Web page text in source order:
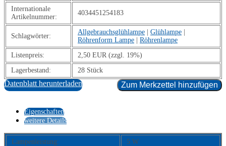
Internationale
Artikelnummer:
4034451254183
Schlagwörter:
Allgebrauchsglühlampe Glühlampe
Röhrenform Lampe
Röhrenlampe
Listenpreis:
2,50 EUR (zzgl. 19%)
Lagerbestand:
28 Stück
Datenblatt herunterladen Zum Merkzettel hinzufügen
Eigenschaften
weitere Details
Lampenleistung:
5 W